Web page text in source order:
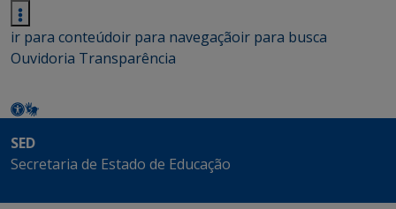
ir para conteúdoir para navegaçãoir para busca
Ouvidoria Transparência
SED
Secretaria de Estado de Educação